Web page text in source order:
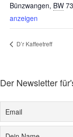
Bünzwangen, BW
anzeigen
D’r Kaffeetreff
Der Newsletter